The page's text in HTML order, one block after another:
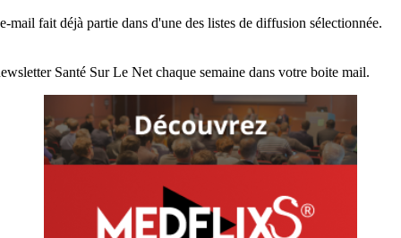
mail fait déjà partie dans d'une des listes de diffusion sélectionnée.
Santé Sur Le Net chaque semaine dans votre boite mail.